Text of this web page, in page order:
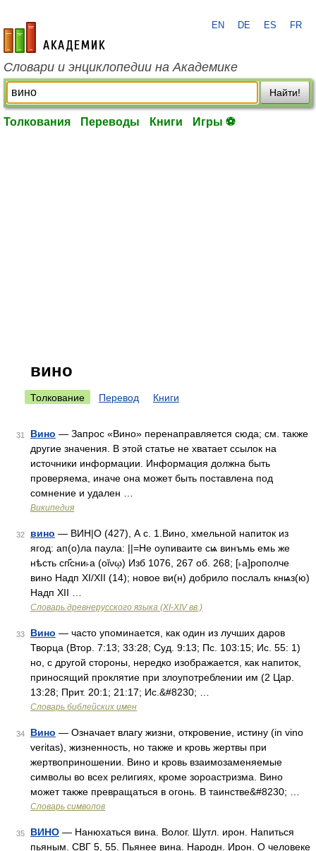
academic.ru
EN DE ES FR
Словари и энциклопедии на Академике
Найти!
Толкования Переводы Книги Игры ⚽
вино
Толкование Перевод Книги
31 Вино — Запрос «Вино» перенаправляется сюда; см. также
другие значения. В этой статье не хватает ссылок на
источники информации. Информация должна быть
проверяема, иначе она может быть поставлена под
сомнение и удален …
Википедия
32 вино — ВИН|О (427), А c. 1.Вино, хмельной напиток из
ягод: ап(о)ла паула: ||=Не оупиваите сѩ винъмь емь же
нѣсть сп҃сни˫а (οἴνῳ) Изб 1076, 267 об. 268; [˫а]рополче
вино Надп XI/XII (14); новое ви(н) добрило послалъ кнѩз(ю)
Надп XII …
Словарь древнерусского языка (XI-XIV вв.)
33 Вино — часто упоминается, как один из лучших даров
Творца (Втор. 7:13; 33:28; Суд. 9:13; Пс. 103:15; Ис. 55: 1)
но, с другой стороны, нередко изображается, как напиток,
приносящий проклятие при злоупотреблении им (2 Цар.
13:28; Прит. 20:1; 21:17; Ис.&#8230; …
Словарь библейских имен
34 Вино — Означает влагу жизни, откровение, истину (in vino
veritas), жизненность, но также и кровь жертвы при
жертвоприношении. Вино и кровь взаимозаменяемые
символы во всех религиях, кроме зороастризма. Вино
может также превращаться в огонь. В таинстве&#8230; …
Словарь символов
35 ВИНО — Нанюхаться вина. Волог. Шутл. ирон. Напиться
пьяным. СВГ 5, 55. Пьянее вина. Народн. Ирон. О человеке